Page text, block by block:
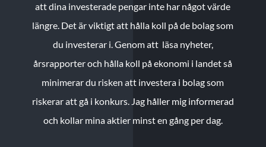
att dina investerade pengar inte har något värde
längre. Det är viktigt att hålla koll på de bolag som
du investerar i. Genom att läsa nyheter,
årsrapporter och hålla koll på ekonomi i landet så
minimerar du risken att investera i bolag som
riskerar att gå i konkurs. Jag håller mig informerad
och kollar mina aktier minst en gång per dag.